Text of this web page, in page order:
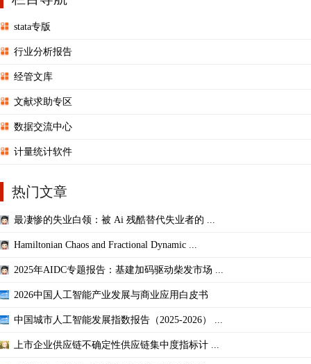
stata专版
行业分析报告
经管文库
文献求助专区
数据交流中心
计量统计软件
热门文章
最凄惨的失业白领：被 Ai 残酷替代失业者的 ...
Hamiltonian Chaos and Fractional Dynamic ...
2025年AIDC专题报告：基建加码驱动柴发市场 ...
2026中国人工智能产业发展与商业应用白皮书
中国城市人工智能发展指数报告（2025-2026） ...
上市企业供应链不确定性供应链集中度指标计 ...